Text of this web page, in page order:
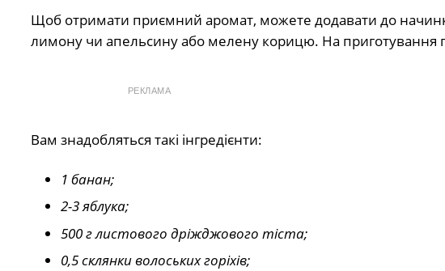
Щоб отримати приємний аромат, можете додавати до
лимону чи апельсину або мелену корицю. На приготування
РЕКЛАМА
Вам знадобляться такі інгредієнти:
1 банан;
2-3 яблука;
500 г листового дріжджового тіста;
0,5 склянки волоських горіхів;